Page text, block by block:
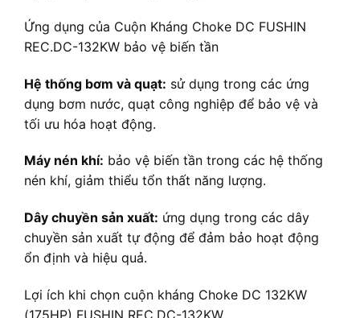
Ứng dụng của Cuộn Kháng Choke DC FUSHIN
REC.DC-132KW bảo vệ biến tần
Hệ thống bơm và quạt: sử dụng trong các ứng
dụng bơm nước, quạt công nghiệp để bảo vệ và
tối ưu hóa hoạt động.
Máy nén khí: bảo vệ biến tần trong các hệ thống
nén khí, giảm thiểu tổn thất năng lượng.
Dây chuyền sản xuất: ứng dụng trong các dây
chuyền sản xuất tự động để đảm bảo hoạt động
ổn định và hiệu quả.
Lợi ích khi chọn cuộn kháng Choke DC 132KW
(175HP) FUSHIN REC.DC-132KW